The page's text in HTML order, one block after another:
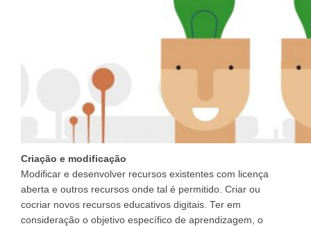
Criação e modificação
Modificar e desenvolver recursos existentes com licença
aberta e outros recursos onde tal é permitido. Criar ou
cocriar novos recursos educativos digitais. Ter em
consideração o objetivo específico de aprendizagem, o